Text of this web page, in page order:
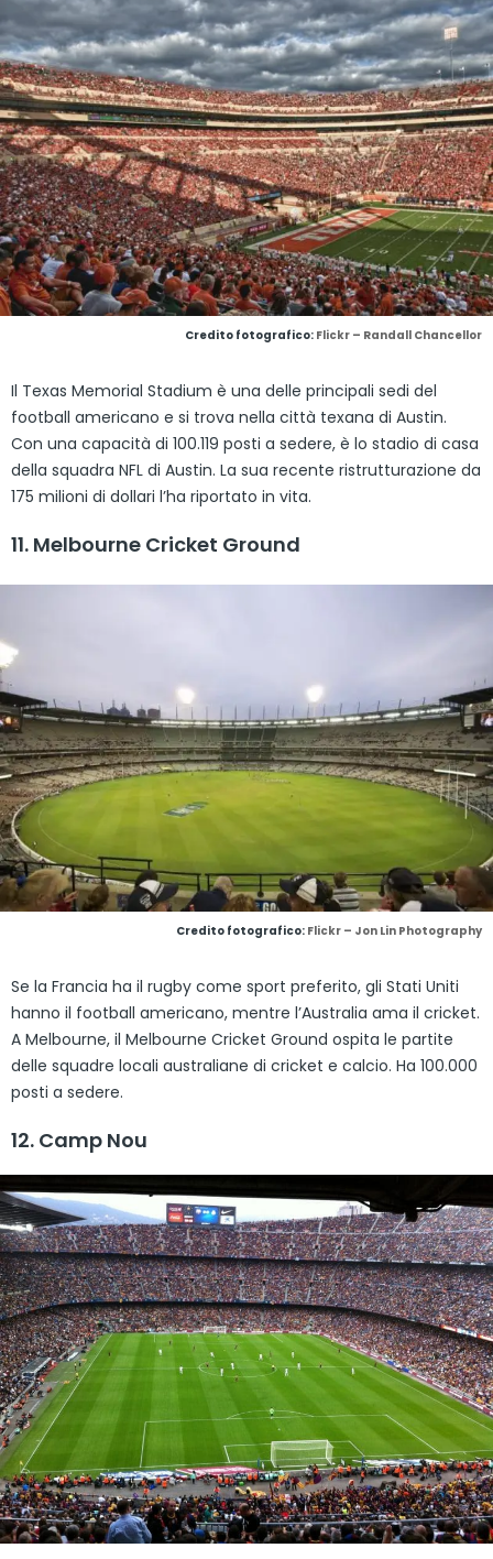
Credito fotografico: Flickr – Randall Chancellor
Il Texas Memorial Stadium è una delle principali sedi del
football americano e si trova nella città texana di Austin.
Con una capacità di 100.119 posti a sedere, è lo stadio di casa
della squadra NFL di Austin. La sua recente ristrutturazione da
175 milioni di dollari l’ha riportato in vita.
11. Melbourne Cricket Ground
Credito fotografico: Flickr – Jon Lin Photography
Se la Francia ha il rugby come sport preferito, gli Stati Uniti
hanno il football americano, mentre l’Australia ama il cricket.
A Melbourne, il Melbourne Cricket Ground ospita le partite
delle squadre locali australiane di cricket e calcio. Ha 100.000
posti a sedere.
12. Camp Nou